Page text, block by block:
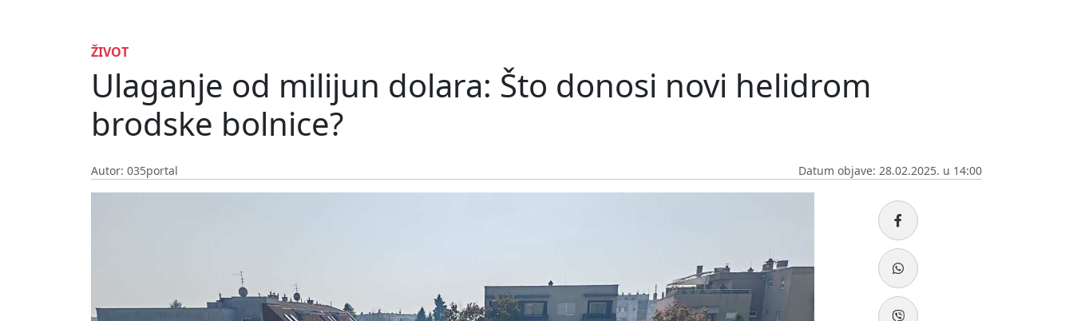
ŽIVOT
Ulaganje od milijun dolara: Što donosi novi helidrom
brodske bolnice?
Autor: 035portal Datum objave: 28.02.2025. u 14:00